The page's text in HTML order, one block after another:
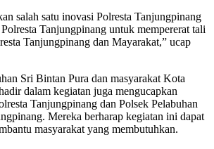
salah satu inovasi Polresta Tanjungpinang
Tanjungpinang untuk mempererat tali
Tanjungpinang dan Mayarakat,” ucap
Sri Bintan Pura dan masyarakat Kota
dalam kegiatan juga mengucapkan
Tanjungpinang dan Polsek Pelabuhan
Mereka berharap kegiatan ini dapat
masyarakat yang membutuhkan.